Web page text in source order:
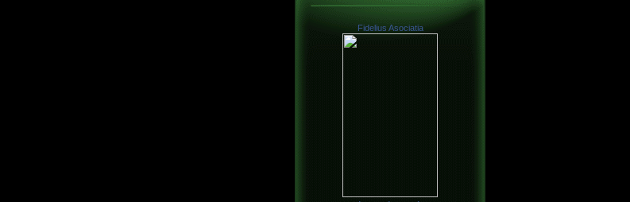
Fidelius Asociatia